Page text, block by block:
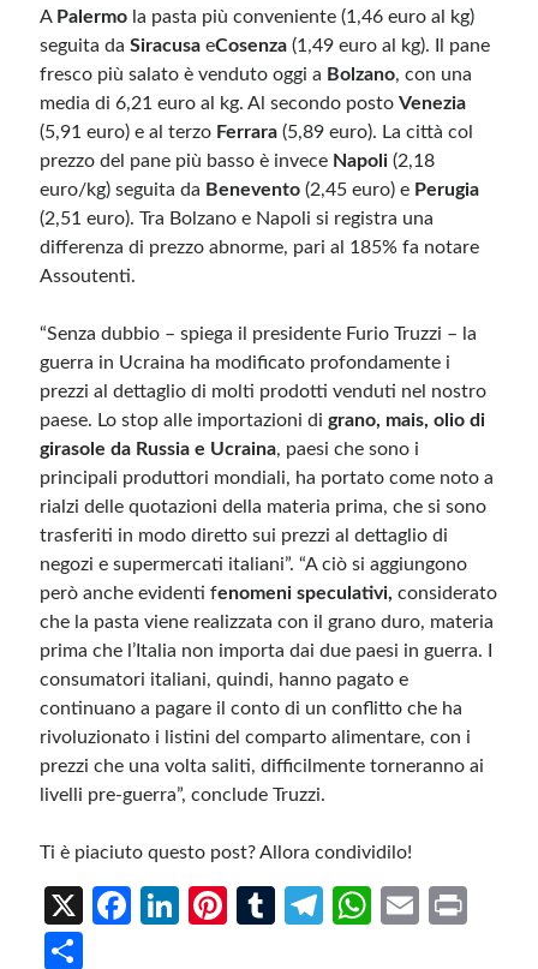
A Palermo la pasta più conveniente (1,46 euro al kg)
seguita da Siracusa eCosenza (1,49 euro al kg). Il pane
fresco più salato è venduto oggi a Bolzano, con una
media di 6,21 euro al kg. Al secondo postoVenezia
(5,91 euro) e al terzo Ferrara (5,89 euro). La città col
prezzo del pane più basso è invece Napoli (2,18
euro/kg) seguita da Benevento (2,45 euro) e Perugia
(2,51 euro). Tra Bolzano e Napoli si registra una
differenza di prezzo abnorme, pari al 185% fa notare
Assoutenti.
“Senza dubbio – spiega il presidente Furio Truzzi – la
guerra in Ucraina ha modificato profondamente i
prezzi al dettaglio di molti prodotti venduti nel nostro
paese. Lo stop alle importazioni di grano, mais, olio di
girasole da Russia e Ucraina, paesi che sono i
principali produttori mondiali, ha portato come noto a
rialzi delle quotazioni della materia prima, che si sono
trasferiti in modo diretto sui prezzi al dettaglio di
negozi e supermercati italiani”. “A ciò si aggiungono
però anche evidenti fenomeni speculativi, considerato
che la pasta viene realizzata con il grano duro, materia
prima che l’Italia non importa dai due paesi in guerra. I
consumatori italiani, quindi, hanno pagato e
continuano a pagare il conto di un conflitto che ha
rivoluzionato i listini del comparto alimentare, con i
prezzi che una volta saliti, difficilmente torneranno ai
livelli pre-guerra”, conclude Truzzi.
Ti è piaciuto questo post? Allora condividilo!
X
Fa
Li
Pi
T
Te
W
E